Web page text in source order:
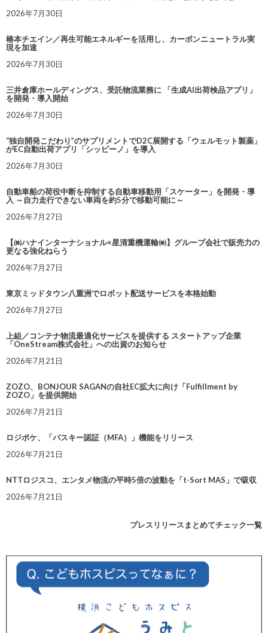
2026年7月30日
椿本チエイン／再生可能エネルギーを活用し、カーボンニュートラル実
現を加速
2026年7月30日
三井倉庫ホールディングス、受託物流業務に 「生成AI出荷検品アプリ」
を開発・導入開始
2026年7月30日
“独自開発こだわり”のサプリメントでD2C展開する「ウェルモット製薬」
がEC自動出荷アプリ「シッピーノ」を導入
2026年7月30日
自動車船の荷役中断を抑制する自動車移動用「スケーター」を開発・導
入 ～自力走行できない車両を約5分で移動可能に～
2026年7月27日
【㈱ハナインターナショナル×星清重機運輸㈱】グループ会社で販売力の
更なる強化ねらう
2026年7月27日
東京ミッドタウン八重洲でロボット配送サービスを本格始動
2026年7月27日
上組／コンテナ物流最適化サービスを提供する スタートアップ企業
「OneStream株式会社」への出資のお知らせ
2026年7月21日
ZOZO、BONJOUR SAGANの自社EC拡大に向け「Fulfillment by
ZOZO」を提供開始
2026年7月21日
ロジポケ、「パスキー認証（MFA）」機能をリリース
2026年7月21日
NTTロジスコ、エンタメ物流の平時5倍の波動を「t-Sort MAS」で吸収
2026年7月21日
プレスリリースまとめてチェック一覧